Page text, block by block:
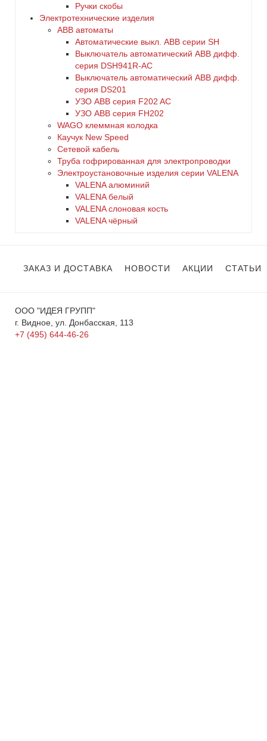
Ручки скобы
Электротехнические изделия
ABB автоматы
Автоматические выкл. ABB серии SH
Выключатель автоматический ABB дифф.
серия DSH941R-AC
Выключатель автоматический АВВ дифф.
серия DS201
УЗО ABB серия F202 AC
УЗО АВВ серия FH202
WAGO клеммная колодка
Каучук New Speed
Сетевой кабель
Труба гофрированная для электропроводки
Электроустановочные изделия серии VALENA
VALENA алюминий
VALENA белый
VALENA слоновая кость
VALENA чёрный
ЗАКАЗ И ДОСТАВКА НОВОСТИ АКЦИИ СТАТЬИ
ООО "ИДЕЯ ГРУПП"
г. Видное, ул. Донбасская, 113
+7 (495) 644-46-26